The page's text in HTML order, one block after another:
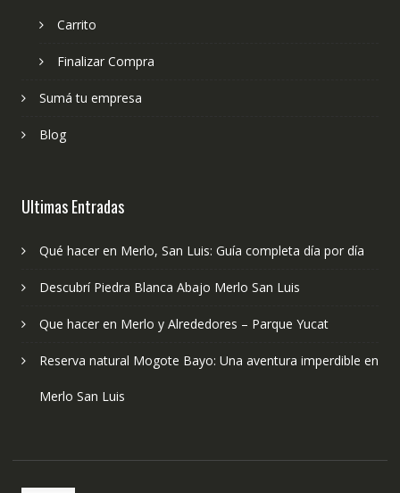
Carrito
Finalizar Compra
Sumá tu empresa
Blog
Ultimas Entradas
Qué hacer en Merlo, San Luis: Guía completa día por día
Descubrí Piedra Blanca Abajo Merlo San Luis
Que hacer en Merlo y Alrededores – Parque Yucat
Reserva natural Mogote Bayo: Una aventura imperdible en
Merlo San Luis